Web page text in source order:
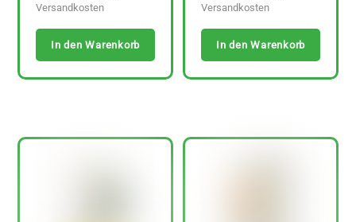
Versandkosten
In den Warenkorb
Versandkosten
In den Warenkorb